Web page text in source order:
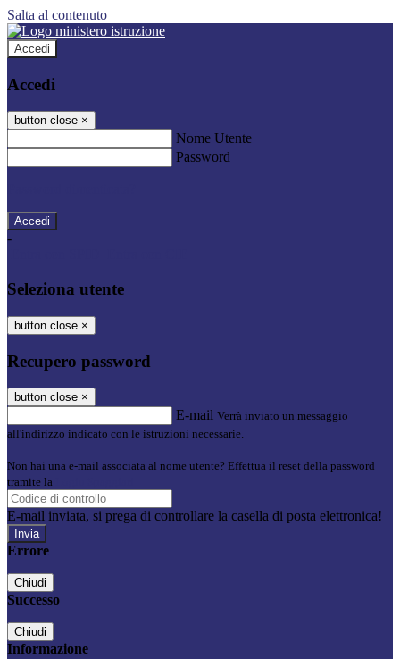
Salta al contenuto
Accedi
Accedi
button close ×
Nome Utente
Password
-
Seleziona utente
button close ×
Recupero password
button close ×
E-mail Verrà inviato un messaggio
all'indirizzo indicato con le istruzioni necessarie.
Non hai una e-mail associata al nome utente? Effettua il reset della password
tramite la
E-mail inviata, si prega di controllare la casella di posta elettronica!
Errore
Chiudi
Successo
Chiudi
Informazione